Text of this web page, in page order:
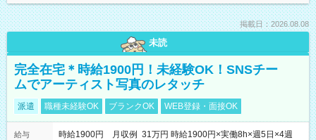
掲載日：2026.08.08
未読
完全在宅＊時給1900円！未経験OK！SNSチー
ムでアーティスト写真のレタッチ
派遣 職種未経験OK ブランクOK WEB登録・面接OK
給与
時給1900円 月収例 31万円 時給1900円×実働8h×週5日×4週